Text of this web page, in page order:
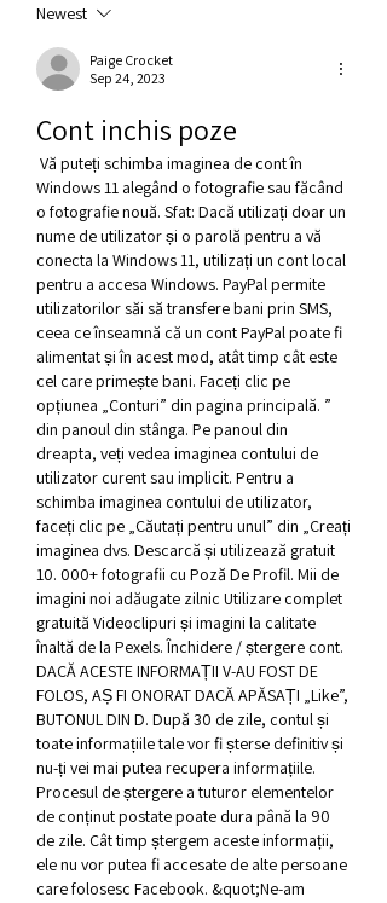
Newest
Paige Crocket
Sep 24, 2023
Cont inchis poze
Windows 11 alegând o fotografie sau făcând
o fotografie nouă. Sfat: Dacă utilizați doar un
nume de utilizator și o parolă pentru a vă
conecta la Windows 11, utilizați un cont local
pentru a accesa Windows. PayPal permite
utilizatorilor săi să transfere bani prin SMS,
ceea ce înseamnă că un cont PayPal poate fi
alimentat și în acest mod, atât timp cât este
cel care primește bani. Faceți clic pe
opțiunea „Conturi” din pagina principală. ”
din panoul din stânga. Pe panoul din
dreapta, veți vedea imaginea contului de
utilizator curent sau implicit. Pentru a
schimba imaginea contului de utilizator,
faceți clic pe „Căutați pentru unul” din „Creați
imaginea dvs. Descarcă și utilizează gratuit
10. 000+ fotografii cu Poză De Profil. Mii de
imagini noi adăugate zilnic Utilizare complet
gratuită Videoclipuri și imagini la calitate
înaltă de la Pexels. Închidere / ștergere cont.
DACĂ ACESTE INFORMAȚII V-AU FOST DE
FOLOS, AȘ FI ONORAT DACĂ APĂSAȚI „Like”,
BUTONUL DIN D. După 30 de zile, contul și
toate informațiile tale vor fi șterse definitiv și
nu-ți vei mai putea recupera informațiile.
Procesul de ștergere a tuturor elementelor
de conținut postate poate dura până la 90
de zile. Cât timp ștergem aceste informații,
ele nu vor putea fi accesate de alte persoane
care folosesc Facebook. &quot;Ne-am